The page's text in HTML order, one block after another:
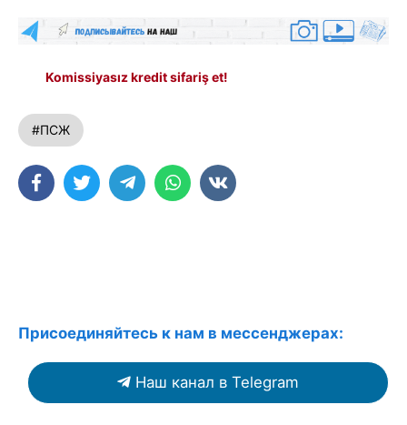
Komissiyasız kredit sifariş et!
#ПСЖ
Присоединяйтесь к нам в мессенджерах:
Наш канал в Telegram